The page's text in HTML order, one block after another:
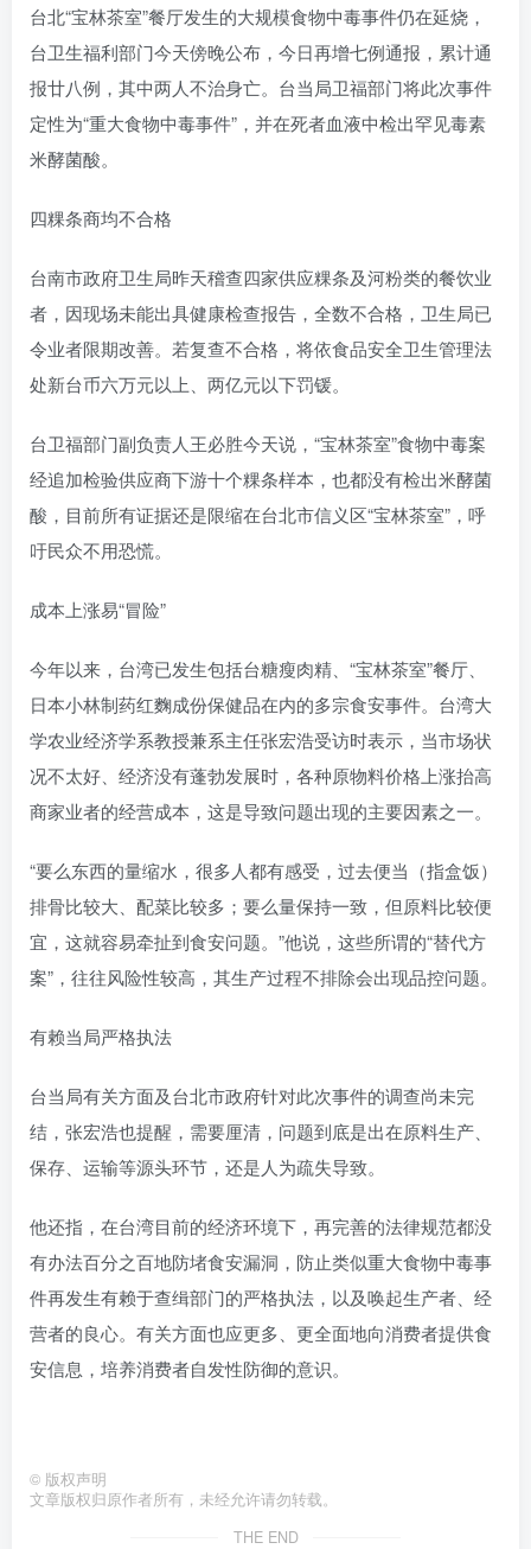
台北“宝林茶室”餐厅发生的大规模食物中毒事件仍在延烧，
台卫生福利部门今天傍晚公布，今日再增七例通报，累计通
报廿八例，其中两人不治身亡。台当局卫福部门将此次事件
定性为“重大食物中毒事件”，并在死者血液中检出罕见毒素
米酵菌酸。
四粿条商均不合格
台南市政府卫生局昨天稽查四家供应粿条及河粉类的餐饮业
者，因现场未能出具健康检查报告，全数不合格，卫生局已
令业者限期改善。若复查不合格，将依食品安全卫生管理法
处新台币六万元以上、两亿元以下罚锾。
台卫福部门副负责人王必胜今天说，“宝林茶室”食物中毒案
经追加检验供应商下游十个粿条样本，也都没有检出米酵菌
酸，目前所有证据还是限缩在台北市信义区“宝林茶室”，呼
吁民众不用恐慌。
成本上涨易“冒险”
今年以来，台湾已发生包括台糖瘦肉精、“宝林茶室”餐厅、
日本小林制药红麴成份保健品在内的多宗食安事件。台湾大
学农业经济学系教授兼系主任张宏浩受访时表示，当市场状
况不太好、经济没有蓬勃发展时，各种原物料价格上涨抬高
商家业者的经营成本，这是导致问题出现的主要因素之一。
“要么东西的量缩水，很多人都有感受，过去便当（指盒饭）
排骨比较大、配菜比较多；要么量保持一致，但原料比较便
宜，这就容易牵扯到食安问题。”他说，这些所谓的“替代方
案”，往往风险性较高，其生产过程不排除会出现品控问题。
有赖当局严格执法
台当局有关方面及台北市政府针对此次事件的调查尚未完
结，张宏浩也提醒，需要厘清，问题到底是出在原料生产、
保存、运输等源头环节，还是人为疏失导致。
他还指，在台湾目前的经济环境下，再完善的法律规范都没
有办法百分之百地防堵食安漏洞，防止类似重大食物中毒事
件再发生有赖于查缉部门的严格执法，以及唤起生产者、经
营者的良心。有关方面也应更多、更全面地向消费者提供食
安信息，培养消费者自发性防御的意识。
© 版权声明
文章版权归原作者所有，未经允许请勿转载。
THE END